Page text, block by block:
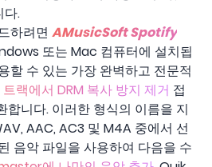
다.
하려면 AMusicSoft Spotify
또는 Mac 컴퓨터에 설치됩
할 수 있는 가장 완벽하고 전문적
랙에서 DRM 복사 방지 제거 접
합니다. 이러한 형식의 이름을 지
AAC, AC3 및 M4A 중에서 선
음악 파일을 사용하여 다음을 수